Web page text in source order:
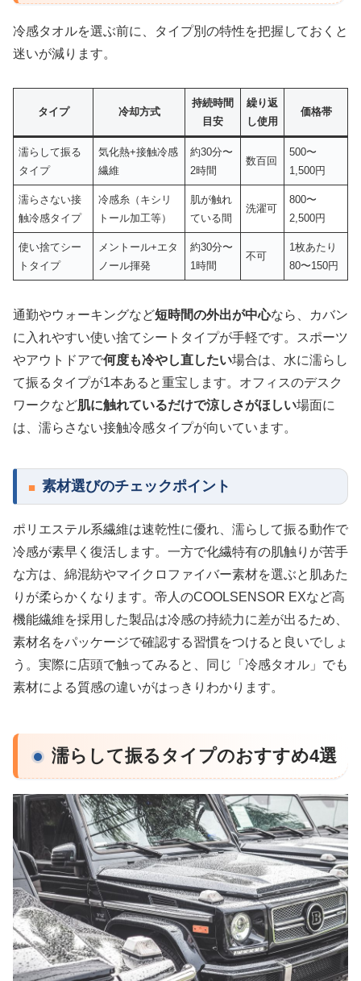
冷感タオルを選ぶ前に、タイプ別の特性を把握しておくと
迷いが減ります。
タイプ 冷却方式
持続時間
目安
繰り返
し使用
価格帯
濡らして振る
タイプ
気化熱+接触冷感
繊維
約30分〜
2時間
数百回
500〜
1,500円
濡らさない接
触冷感タイプ
冷感糸（キシリ
トール加工等）
肌が触れ
ている間
洗濯可
800〜
2,500円
使い捨てシー
トタイプ
メントール+エタ
ノール揮発
約30分〜
1時間
不可
1枚あたり
80〜150円
通勤やウォーキングなど短時間の外出が中心なら、カバン
に入れやすい使い捨てシートタイプが手軽です。スポーツ
やアウトドアで何度も冷やし直したい場合は、水に濡らし
て振るタイプが1本あると重宝します。オフィスのデスク
ワークなど肌に触れているだけで涼しさがほしい場面に
は、濡らさない接触冷感タイプが向いています。
素材選びのチェックポイント
ポリエステル系繊維は速乾性に優れ、濡らして振る動作で
冷感が素早く復活します。一方で化繊特有の肌触りが苦手
な方は、綿混紡やマイクロファイバー素材を選ぶと肌あた
りが柔らかくなります。帝人のCOOLSENSOR EXなど高
機能繊維を採用した製品は冷感の持続力に差が出るため、
素材名をパッケージで確認する習慣をつけると良いでしょ
う。実際に店頭で触ってみると、同じ「冷感タオル」でも
素材による質感の違いがはっきりわかります。
濡らして振るタイプのおすすめ4選